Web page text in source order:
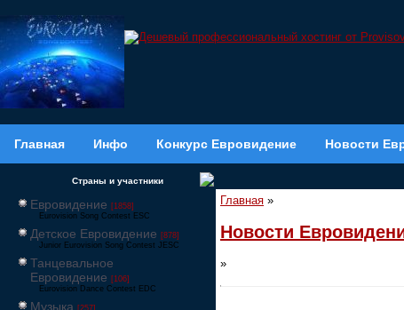
Главная Инфо Конкурс Евровидение Новости
Страны и участники
Евровидение [1858]
Eurovision Song Contest ESC
Детское Евровидение [878]
Junior Eurovision Song Contest JESC
Танцевальное
Евровидение [106]
Eurovision Dance Contest EDC
Музыка [257]
Главная »
Новости
»